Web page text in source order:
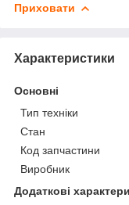
Приховати
Характеристики
Основні
Тип техніки
Стан
Код запчастини
Виробник
Додаткові